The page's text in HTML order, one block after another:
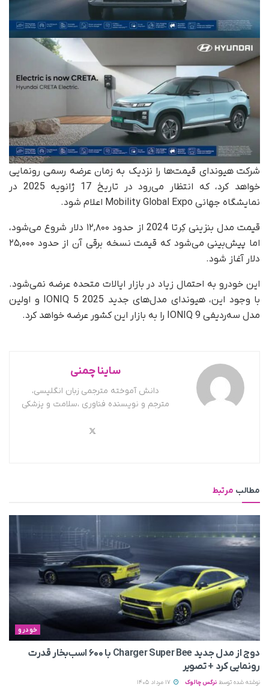
شرکت هیوندای قیمت‌ها را نزدیک به زمان عرضه رسمی رونمایی
خواهد کرد، که انتظار می‌رود در تاریخ 17 ژانویه 2025 در
نمایشگاه جهانی Mobility Global Expo اعلام شود.
قیمت مدل بنزینی کِرتا 2024 از حدود ۱۲,۸۰۰ دلار شروع می‌شود،
اما پیش‌بینی می‌شود که قیمت نسخه برقی آن از حدود ۲۵,۰۰۰
دلار آغاز شود.
این خودرو به احتمال زیاد در بازار ایالات متحده عرضه نمی‌شود.
با وجود این، هیوندای مدل‌های جدید 2025 IONIQ 5 و اولین
مدل سه‌ردیفی IONIQ 9 را به بازار این کشور عرضه خواهد کرد.
ساینا چمنی
دانش آموخته مترجمی زبان انگلیسی،
مترجم و نویسنده فناوری ،سلامت و پزشکی
مطالب مرتبط
خودرو
دوج از مدل جدید Charger Super Bee با ۶۰۰ اسب‌بخار قدرت
رونمایی کرد + تصویر
نوشته شده توسط نرگس چالوک